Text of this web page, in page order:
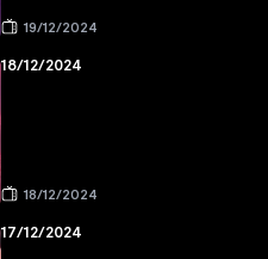
19/12/2024
18/12/2024
18/12/2024
17/12/2024